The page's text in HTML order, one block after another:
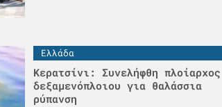
Ελλάδα
Κερατσίνι: Συνελήφθη πλοίαρχος
δεξαμενόπλοιου για θαλάσσια
ρύπανση